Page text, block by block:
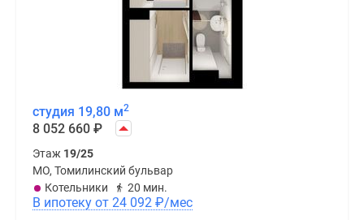
студия 19,80 м2
8 052 660 ₽
Этаж 19/25
МО, Томилинский бульвар
Котельники
20 мин.
В ипотеку от 24 092 ₽/мес